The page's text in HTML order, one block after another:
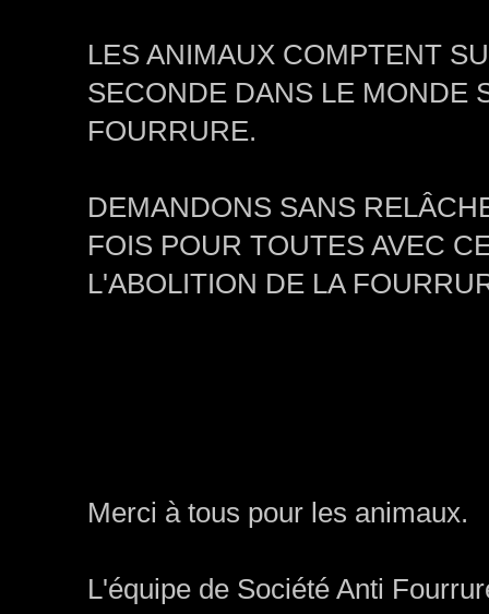
LES ANIMAUX COMPTENT
SECONDE DANS LE MONDE
FOURRURE.
DEMANDONS SANS
FOIS POUR TOUTES AVEC
L'ABOLITION DE LA
Merci à tous pour les animaux.
L'équipe de Société Anti